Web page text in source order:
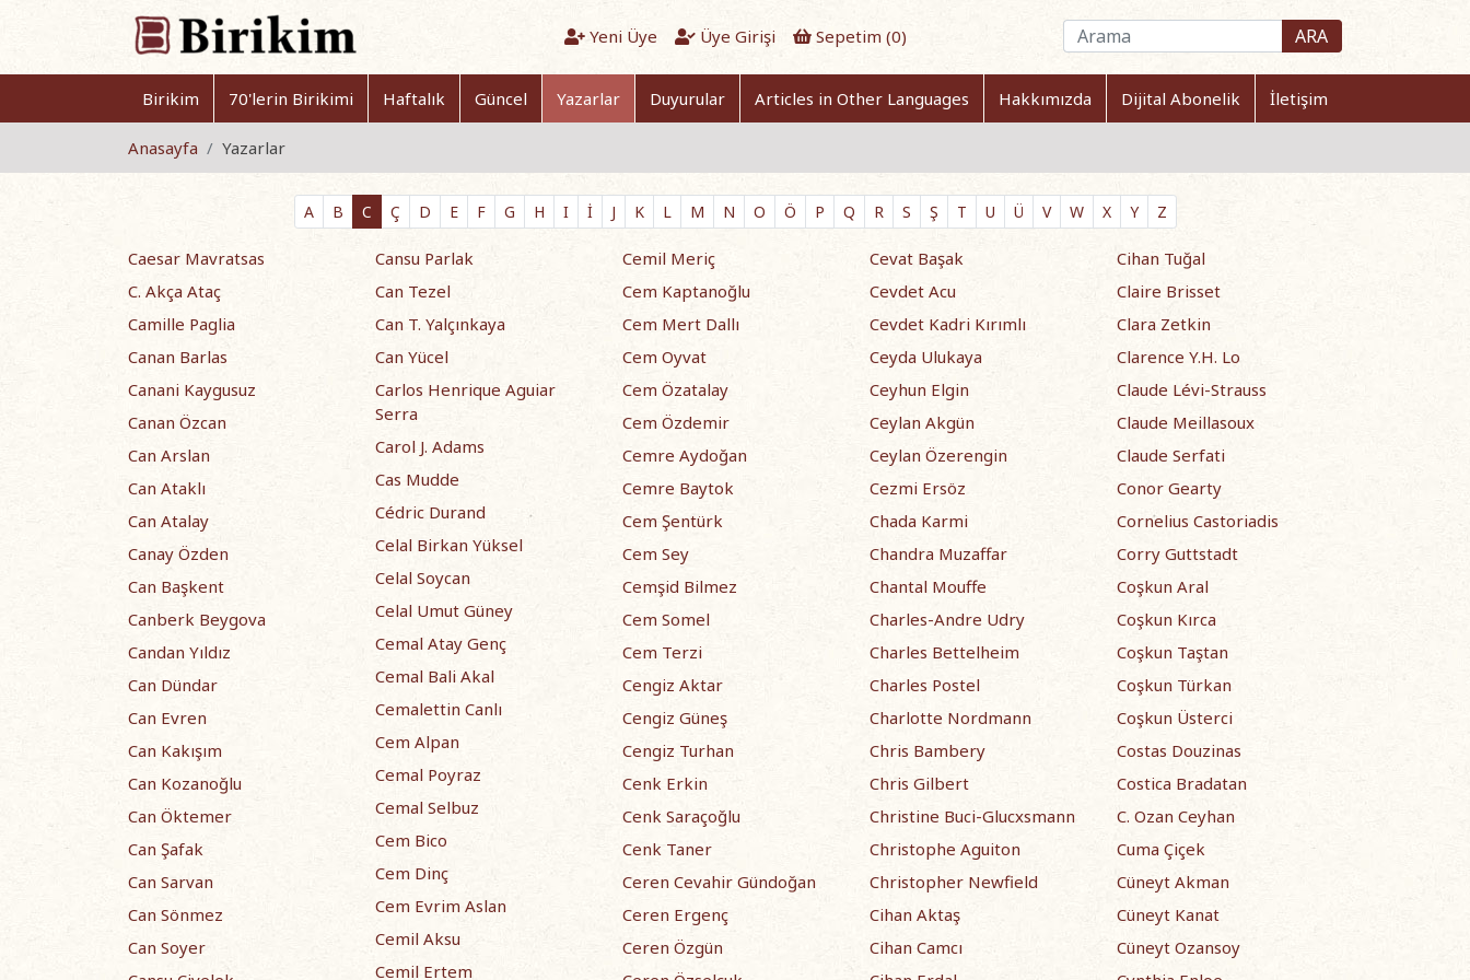
Yeni Üye Üye Girişi Sepetim (0) ARA
Birikim 70'lerin Birikimi Haftalık Güncel Yazarlar Duyurular Articles in Other Languages Hakkımızda Dijital Abonelik İletişim
Anasayfa Yazarlar
A B C Ç D E F G H I İ J K L M N O Ö P Q R S Ş T U Ü V W X Y Z
Caesar Mavratsas
C. Akça Ataç
Camille Paglia
Canan Barlas
Canani Kaygusuz
Canan Özcan
Can Arslan
Can Ataklı
Can Atalay
Canay Özden
Can Başkent
Canberk Beygova
Candan Yıldız
Can Dündar
Can Evren
Can Kakışım
Can Kozanoğlu
Can Öktemer
Can Şafak
Can Sarvan
Can Sönmez
Can Soyer
Cansu Parlak
Can Tezel
Can T. Yalçınkaya
Can Yücel
Carlos Henrique Aguiar
Serra
Carol J. Adams
Cas Mudde
Cédric Durand
Celal Birkan Yüksel
Celal Soycan
Celal Umut Güney
Cemal Atay Genç
Cemal Bali Akal
Cemalettin Canlı
Cem Alpan
Cemal Poyraz
Cemal Selbuz
Cem Bico
Cem Dinç
Cem Evrim Aslan
Cemil Aksu
Cemil Ertem
Cemil Meriç
Cem Kaptanoğlu
Cem Mert Dallı
Cem Oyvat
Cem Özatalay
Cem Özdemir
Cemre Aydoğan
Cemre Baytok
Cem Şentürk
Cem Sey
Cemşid Bilmez
Cem Somel
Cem Terzi
Cengiz Aktar
Cengiz Güneş
Cengiz Turhan
Cenk Erkin
Cenk Saraçoğlu
Cenk Taner
Ceren Cevahir Gündoğan
Ceren Ergenç
Ceren Özgün
Cevat Başak
Cevdet Acu
Cevdet Kadri Kırımlı
Ceyda Ulukaya
Ceyhun Elgin
Ceylan Akgün
Ceylan Özerengin
Cezmi Ersöz
Chada Karmi
Chandra Muzaffar
Chantal Mouffe
Charles-Andre Udry
Charles Bettelheim
Charles Postel
Charlotte Nordmann
Chris Bambery
Chris Gilbert
Christine Buci-Glucxsmann
Christophe Aguiton
Christopher Newfield
Cihan Aktaş
Cihan Camcı
Cihan Tuğal
Claire Brisset
Clara Zetkin
Clarence Y.H. Lo
Claude Lévi-Strauss
Claude Meillasoux
Claude Serfati
Conor Gearty
Cornelius Castoriadis
Corry Guttstadt
Coşkun Aral
Coşkun Kırca
Coşkun Taştan
Coşkun Türkan
Coşkun Üsterci
Costas Douzinas
Costica Bradatan
C. Ozan Ceyhan
Cuma Çiçek
Cüneyt Akman
Cüneyt Kanat
Cüneyt Ozansoy